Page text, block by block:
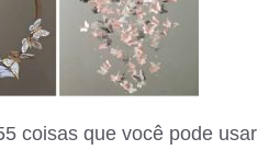
coisas que você pode usar